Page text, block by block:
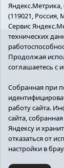
12+
АНО
(119021, Россия,
Сервис
технических
Продолжая
соглашаетесь с
Собранная при
работу сайта.
сайта,
Яндексу и
отказаться от
настройки в